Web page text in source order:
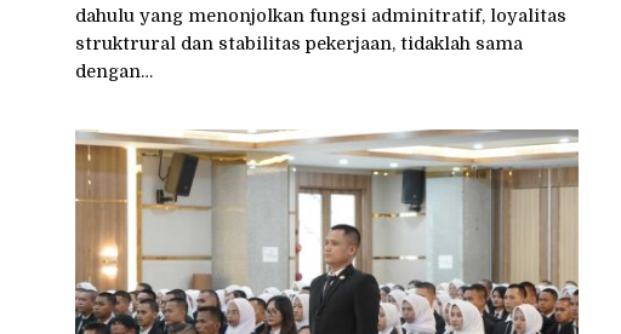
dahulu yang menonjolkan fungsi adminitratif, loyalitas
struktrural dan stabilitas pekerjaan, tidaklah sama
dengan…